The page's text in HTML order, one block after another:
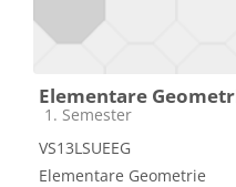
Elementare
Categoria di corsi
1. Semester
VS13LSUEEG
Elementare Geometrie